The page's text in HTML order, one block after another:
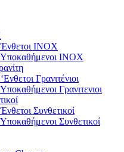
INOX
INOX
Γρανιτένιοι
Γρανιτενιοι
Συνθετικοί
Συνθετικοί